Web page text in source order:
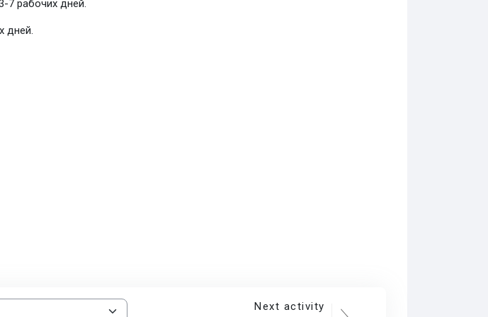
7 рабочих дней.
дней.
Next activity